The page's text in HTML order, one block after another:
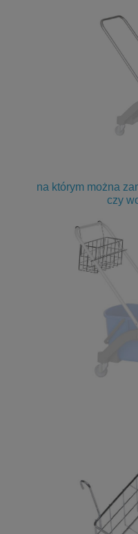
na którym można
czy